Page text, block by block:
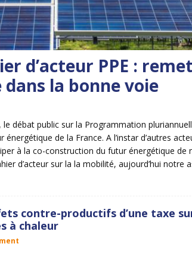
d’acteur PPE :
la bonne voie
débat public sur la Programmation
de la France. A l’instar d’autres
à la co-construction du futur énergétique de
d’acteur sur la la mobilité, aujourd’hui notre
contre-productifs d’une taxe
à chaleur